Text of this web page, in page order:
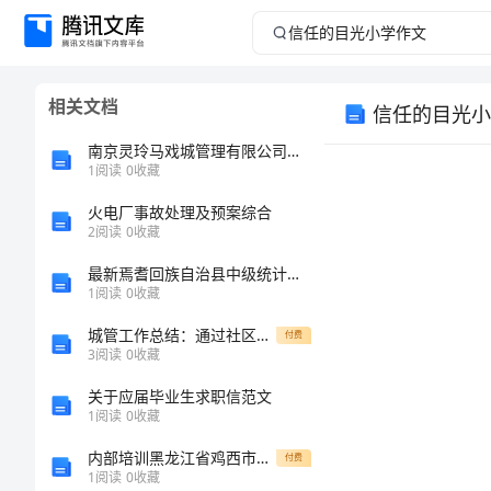
信
相关文档
南京灵玲马戏城管理有限公司介绍企业发展分析报告
1阅读 0收藏
火电厂事故处理及预案综合
2阅读 0收藏
最新焉耆回族自治县中级统计师《统计基础知识理论及相关知识》预测试题含解析
1阅读 0收藏
城管工作总结：通过社区参与提升城市管理水平 付费
3阅读 0收藏
关于应届毕业生求职信范文
1阅读 0收藏
内部培训黑龙江省鸡西市建筑工程三类人员安全知识岗前培训及继续教育考试内部题库精品（基础题） 付费
1阅读 0收藏
信任的目光